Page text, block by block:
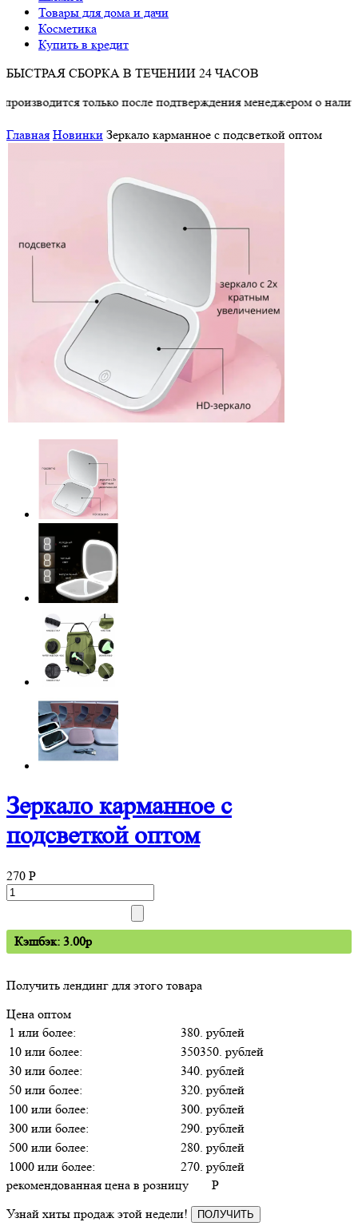
Товары для дома и дачи
Косметика
Купить в кредит
БЫСТРАЯ СБОРКА В ТЕЧЕНИИ 24 ЧАСОВ
только после подтверждения менеджером о наличии
Главная Новинки Зеркало карманное с подсветкой оптом
Зеркало карманное с
подсветкой оптом
270 P
Кэшбэк: 3.00p
Получить лендинг для этого товара
Цена оптом
1 или более:
380. рублей
10 или более:
350350. рублей
30 или более:
340. рублей
50 или более:
320. рублей
100 или более:
300. рублей
300 или более:
290. рублей
500 или более:
280. рублей
1000 или более:
270. рублей
рекомендованная цена в розницу
P
Узнай хиты продаж этой недели!
ПОЛУЧИТЬ